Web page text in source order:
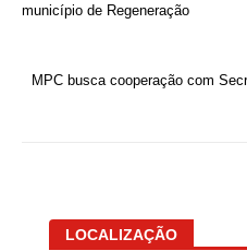
município de Regeneração
MPC busca cooperação com
LOCALIZAÇÃO